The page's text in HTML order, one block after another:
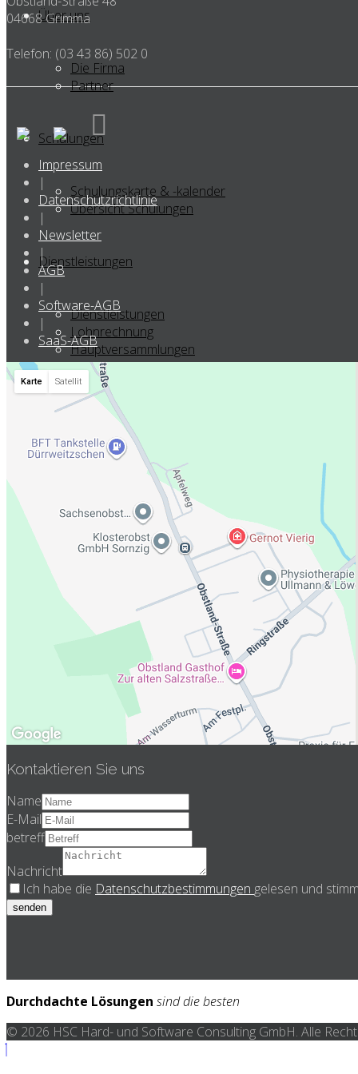
Über uns
Die Firma
Partner
Schulungen
Schulungskarte & -kalender
Übersicht Schulungen
Dienstleistungen
Dienstleistungen
Lohnrechnung
Hauptversammlungen
Hardware
aktuelle Stellenangebote
Initiativbewerbungen
Aktuelles
Empfehlungsprogramm
04668 Grimma
Telefon: (03 43 86) 502 0
Impressum
|
Datenschutzrichtlinie
|
Newsletter
|
AGB
|
Software-AGB
|
SaaS-AGB
Karte Satellit
Kontaktieren Sie uns
Name
E-Mail
betreff
Nachricht
Ich habe die Datenschutzbestimmungen gelesen und
senden
Durchdachte Lösungen sind die besten
© 2026 HSC Hard- und Software Consulting GmbH. Alle